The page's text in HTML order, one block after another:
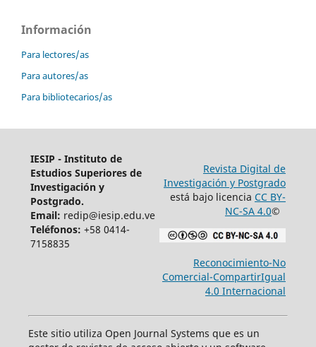
Información
Para lectores/as
Para autores/as
Para bibliotecarios/as
IESIP - Instituto de
Estudios Superiores de
Investigación y
Postgrado.
Email: redip@iesip.edu.ve
Teléfonos: +58 0414-
7158835
Revista Digital de
Investigación y Postgrado
está bajo licencia CC BY-
NC-SA 4.0©
Reconocimiento-No
Comercial-CompartirIgual
4.0 Internacional
Este sitio utiliza Open Journal Systems que es un